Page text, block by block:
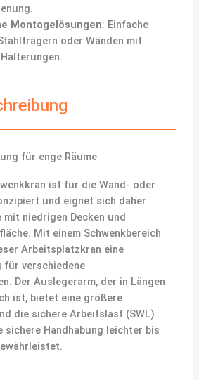
Montagelösungen: Einfache
oder Wänden mit
für enge Räume
ist für die Wand- oder
und eignet sich daher
niedrigen Decken und
Mit einem Schwenkbereich
Arbeitsplatzkran eine
für verschiedene
Der Auslegerarm, der in Längen
ist, bietet eine größere
die sichere Arbeitslast (SWL)
sichere Handhabung leichter bis